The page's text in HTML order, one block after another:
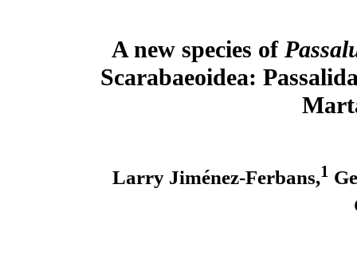
A new species of
Scarabaeoidea:
Larry Jiménez-Ferbans,1